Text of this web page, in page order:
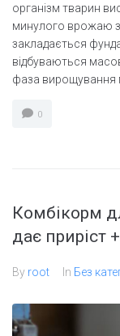
організм тварин
минулого врожаю
закладається
відбуваються
фаза вирощування
0
Комбікорм
дає приріст
By root In Без